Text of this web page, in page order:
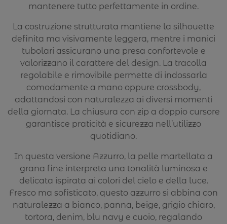
mantenere tutto perfettamente in ordine.
La costruzione strutturata mantiene la silhouette
definita ma visivamente leggera, mentre i manici
tubolari assicurano una presa confortevole e
valorizzano il carattere del design. La tracolla
regolabile e rimovibile permette di indossarla
comodamente a mano oppure crossbody,
adattandosi con naturalezza ai diversi momenti
della giornata. La chiusura con zip a doppio cursore
garantisce praticità e sicurezza nell’utilizzo
quotidiano.
In questa versione Azzurro, la pelle martellata a
grana fine interpreta una tonalità luminosa e
delicata ispirata ai colori del cielo e della luce.
Fresco ma sofisticato, questo azzurro si abbina con
naturalezza a bianco, panna, beige, grigio chiaro,
tortora, denim, blu navy e cuoio, regalando